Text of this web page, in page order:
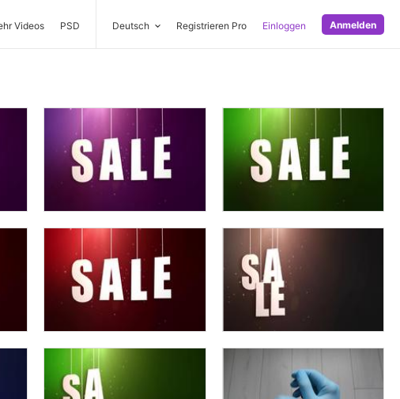
Videos PSD Deutsch Registrieren Pro Einloggen Anmelden